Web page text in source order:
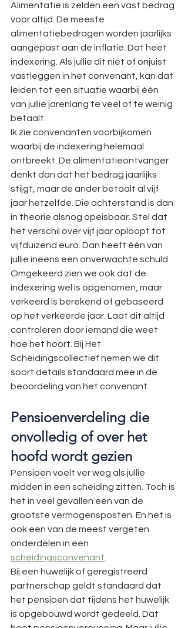
Alimentatie is zelden een vast bedrag
voor altijd. De meeste
alimentatiebedragen worden jaarlijks
aangepast aan de inflatie. Dat heet
indexering. Als jullie dit niet of onjuist
vastleggen in het convenant, kan dat
leiden tot een situatie waarbij één
van jullie jarenlang te veel of te weinig
betaalt.
Ik zie convenanten voorbijkomen
waarbij de indexering helemaal
ontbreekt. De alimentatieontvanger
denkt dan dat het bedrag jaarlijks
stijgt, maar de ander betaalt al vijf
jaar hetzelfde. Die achterstand is dan
in theorie alsnog opeisbaar. Stel dat
het verschil over vijf jaar oploopt tot
vijfduizend euro. Dan heeft één van
jullie ineens een onverwachte schuld.
Omgekeerd zien we ook dat de
indexering wel is opgenomen, maar
verkeerd is berekend of gebaseerd
op het verkeerde jaar. Laat dit altijd
controleren door iemand die weet
hoe het hoort. Bij Het
Scheidingscollectief nemen we dit
soort details standaard mee in de
beoordeling van het convenant.
Pensioenverdeling die
onvolledig of over het
hoofd wordt gezien
Pensioen voelt ver weg als jullie
midden in een scheiding zitten. Toch is
het in veel gevallen een van de
grootste vermogensposten. En het is
ook een van de meest vergeten
onderdelen in een
scheidingsconvenant
Bij een huwelijk of geregistreerd
partnerschap geldt standaard dat
het pensioen dat tijdens het huwelijk
is opgebouwd wordt gedeeld. Dat